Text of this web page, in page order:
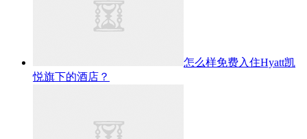
怎么样免费入住Hyatt凯
悦旗下的酒店？